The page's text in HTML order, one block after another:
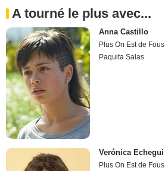
A tourné le plus avec...
Anna Castillo
Plus On Est de Fous
Paquita Salas
Verónica Echegui
Plus On Est de Fous